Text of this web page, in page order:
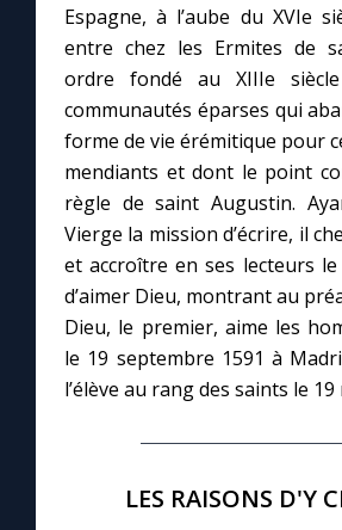
Questions-réponses
Prier au quotidien
Avec Thérèse de Lisieux
L'Évangile chaque jour
Les premiers samedis du mois
Marie qui défait les nœuds
Mes intentions de prière
Espagne, à l’aube du XVIe
entre chez les Ermites de
ordre fondé au XIIIe
communautés éparses qui
forme de vie érémitique pour
mendiants et dont le point
règle de saint Augustin.
Vierge la mission d’écrire, il
et accroître en ses lecteurs
d’aimer Dieu, montrant au
Dieu, le premier, aime les
le 19 septembre 1591 à
l’élève au rang des saints le 19
LES RAISONS D'Y